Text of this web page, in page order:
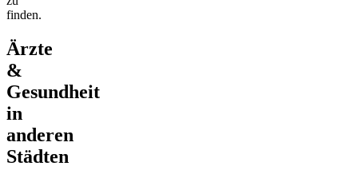
finden.
Ärzte
&
Gesundheit
in
anderen
Städten